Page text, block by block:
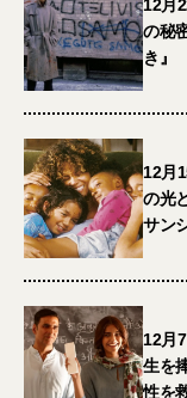
12月
の秘
き』
12月
の光
サン
12月
生を
性を